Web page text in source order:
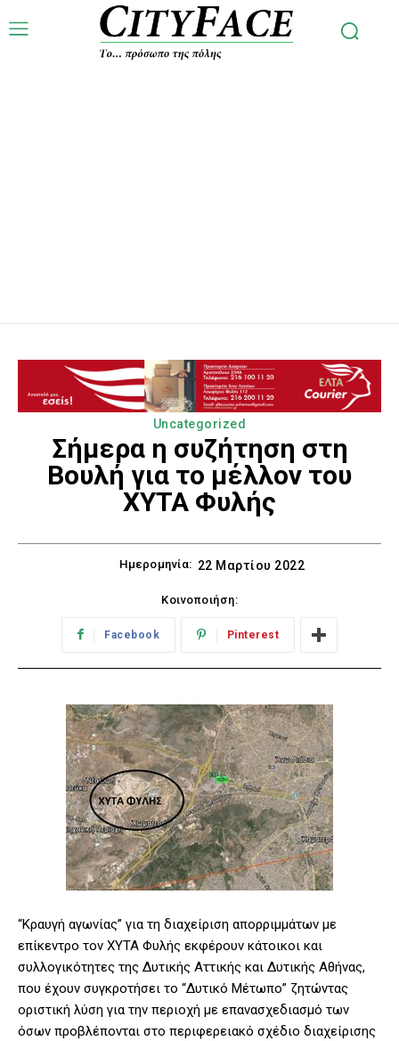
Uncategorized
Σήμερα η συζήτηση στη
Βουλή για το μέλλον του
ΧΥΤΑ Φυλής
Ημερομηνία: 22 Μαρτίου 2022
Κοινοποιήση:
Facebook Pinterest
“Κραυγή αγωνίας” για τη διαχείριση απορριμμάτων με
επίκεντρο τον ΧΥΤΑ Φυλής εκφέρουν κάτοικοι και
συλλογικότητες της Δυτικής Αττικής και Δυτικής Αθήνας,
που έχουν συγκροτήσει το “Δυτικό Μέτωπο” ζητώντας
οριστική λύση για την περιοχή με επανασχεδιασμό των
όσων προβλέπονται στο περιφερειακό σχέδιο διαχείρισης